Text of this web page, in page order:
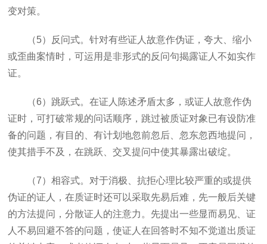
变对策。
（5）反问式。针对有些证人故意作伪证，夸大、缩小
或歪曲案情时，可运用是非形式的反问句揭露证人不如实作
证。
（6）跳跃式。在证人陈述矛盾太多，或证人故意作伪
证时，可打破常规的问话顺序，跳过被质证对象已有设防准
备的问题，有目的、有计划地忽前忽后、忽东忽西地提问，
使其措手不及，在跳跃、交叉提问中使其暴露出破绽。
（7）相容式。对于消极、抗拒心理比较严重的或提供
伪证的证人，在质证时还可以采取先易后难，先一般后关键
的方法提问，分散证人的注意力。先提出一些显而易见、证
人不易回避不答的问题，使证人在回答时不知不觉道出质证